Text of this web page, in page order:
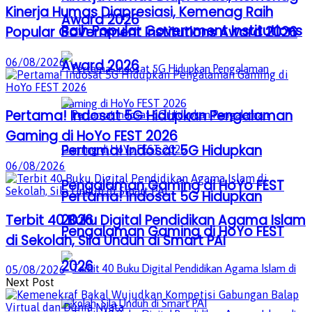
Award 2026
Pertama! Indosat 5G Hidupkan
Pengalaman Gaming di HoYo FEST
2026
Raih Popular Government Institutions
Award 2026
Pertama! Indosat 5G Hidupkan
Pengalaman Gaming di HoYo FEST
2026
Kinerja Humas Diapresiasi, Kemenag Raih
Popular Government Institutions Award 2026
06/08/2026
Pertama! Indosat 5G Hidupkan Pengalaman
Gaming di HoYo FEST 2026
06/08/2026
Terbit 40 Buku Digital Pendidikan Agama Islam
di Sekolah, Sila Unduh di Smart PAI
05/08/2026
Next Post